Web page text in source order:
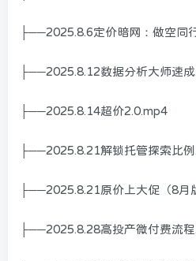
├──2025.8.6定价暗网：做空同
├──2025.8.12数据分析大师速
├──2025.8.14超价2.0.mp4
├──2025.8.21解锁托管探索比
├──2025.8.21原价上大促（8月
├──2025.8.28高投产微付费流